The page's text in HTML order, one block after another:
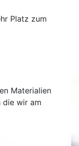
Platz zum
Materialien
die wir am